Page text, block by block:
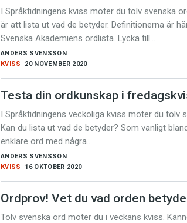
20 NOVEMBER 2020
KVISS
ANDERS SVENSSON
I Språktidningens kviss möter du tolv svenska
är att lista ut vad de betyder. Definitionerna är
Svenska Akademiens ordlista. Lycka till…
Testa din ordkunskap i
16 OKTOBER 2020
KVISS
ANDERS SVENSSON
I Språktidningens veckoliga kviss möter du tolv
Kan du lista ut vad de betyder? Som vanligt
enklare ord med några…
Ordprov! Vet du vad orden
Tolv svenska ord möter du i veckans kviss.